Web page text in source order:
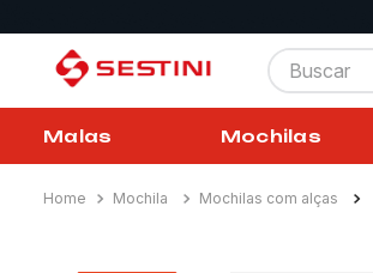
Buscar
Malas Mochilas
Mochila Mochilas com alças